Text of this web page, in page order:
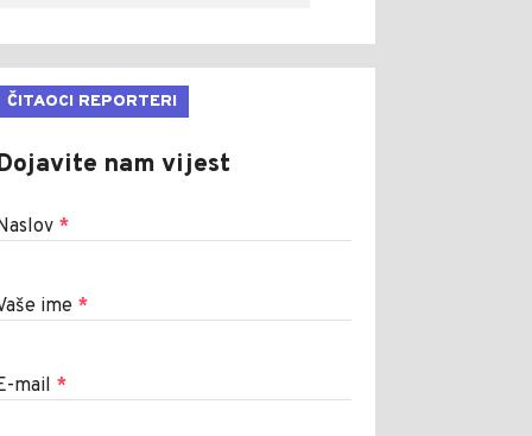
ČITAOCI REPORTERI
nam vijest
*
ime *
mail *